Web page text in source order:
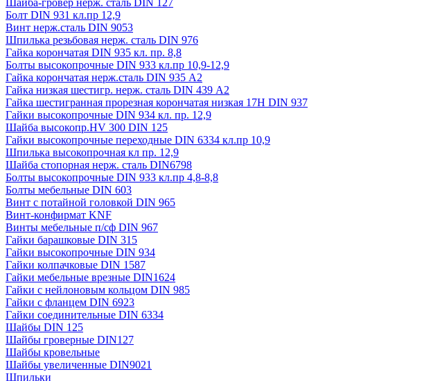
Шайба-гровер нерж. сталь DIN 127
Болт DIN 931 кл.пр 12,9
Винт нерж.сталь DIN 9053
Шпилька резьбовая нерж. сталь DIN 976
Гайка корончатая DIN 935 кл. пр. 8,8
Болты высокопрочные DIN 933 кл.пр 10,9-12,9
Гайка корончатая нерж.сталь DIN 935 А2
Гайка низкая шестигр. нерж. сталь DIN 439 А2
Гайка шестигранная прорезная корончатая низкая 17H DIN 937
Гайки высокопрочные DIN 934 кл. пр. 12,9
Шайба высокопр.HV 300 DIN 125
Гайки высокопрочные переходные DIN 6334 кл.пр 10,9
Шпилька высокопрочная кл пр. 12,9
Шайба стопорная нерж. сталь DIN6798
Болты высокопрочные DIN 933 кл.пр 4,8-8,8
Болты мебельные DIN 603
Винт с потайной головкой DIN 965
Винт-конфирмат KNF
Винты мебельные п/сф DIN 967
Гайки барашковые DIN 315
Гайки высокопрочные DIN 934
Гайки колпачковые DIN 1587
Гайки мебельные врезные DIN1624
Гайки с нейлоновым кольцом DIN 985
Гайки с фланцем DIN 6923
Гайки соединительные DIN 6334
Шайбы DIN 125
Шайбы гроверные DIN127
Шайбы кровельные
Шайбы увеличенные DIN9021
Шпильки